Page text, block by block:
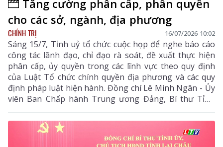
Tăng cường phân cấp, phân quyền
cho các sở, ngành, địa phương
CHÍNH TRỊ 16/07/2026 10:02
Sáng 15/7, Tỉnh uỷ tổ chức cuộc họp để nghe báo cáo
công tác lãnh đạo, chỉ đạo rà soát, đề xuất thực hiện
phân cấp, ủy quyền trong các lĩnh vực theo quy định
của Luật Tổ chức chính quyền địa phương và các quy
định pháp luật hiện hành. Đồng chí Lê Minh Ngân - Ủy
viên Ban Chấp hành Trung ương Đảng, Bí thư Tỉnh
uỷ, Chủ tịch HĐND tỉnh chủ trì cuộc họp.